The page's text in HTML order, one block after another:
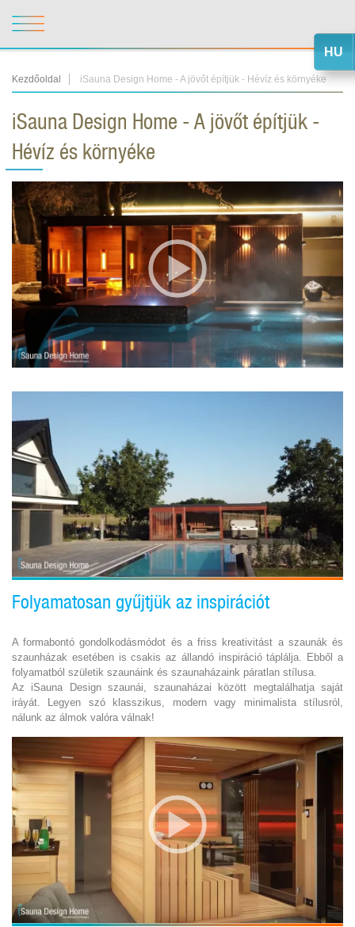
Kezdőoldal iSauna Design Home - A jövőt építjük - Hévíz és környéke
iSauna Design Home - A jövőt építjük -
Hévíz és környéke
Folyamatosan gyűjtjük az inspirációt
A formabontó gondolkodásmódot és a friss kreativitást a szaunák és
szaunházak esetében is csakis az állandó inspiráció táplálja. Ebből a
folyamatból születik szaunáink és szaunaházaink páratlan stílusa.
Az iSauna Design szaunái, szaunaházai között megtalálhatja saját
iráyát. Legyen szó klasszikus, modern vagy minimalista stílusról,
nálunk az álmok valóra válnak!
HU